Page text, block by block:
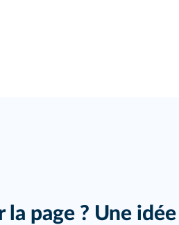
page ? Une idée